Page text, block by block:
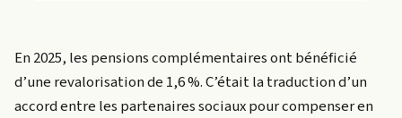
En 2025, les pensions complémentaires ont bénéficié
d’une revalorisation de 1,6 %. C’était la traduction d’un
accord entre les partenaires sociaux pour compenser en